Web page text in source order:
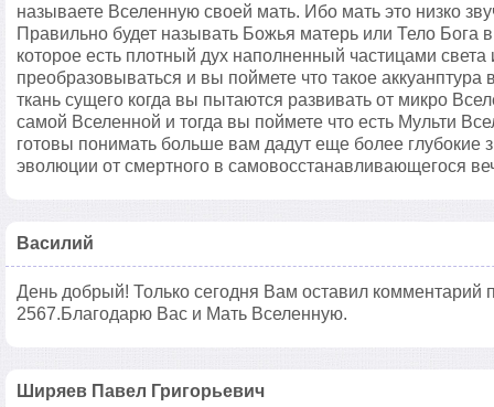
называете Вселенную своей мать. Ибо мать это низко
Правильно будет называть Божья матерь или Тело Бога
которое есть плотный дух наполненный частицами
преобразовываться и вы поймете что такое аккуанптура
ткань сущего когда вы пытаются развивать от микро
самой Вселенной и тогда вы поймете что есть Мульти
готовы понимать больше вам дадут еще более глубокие
эволюции от смертного в самовосстанавливающегося
Василий
День добрый! Только сегодня Вам оставил комментарий
2567.Благодарю Вас и Мать Вселенную.
Ширяев Павел Григорьевич